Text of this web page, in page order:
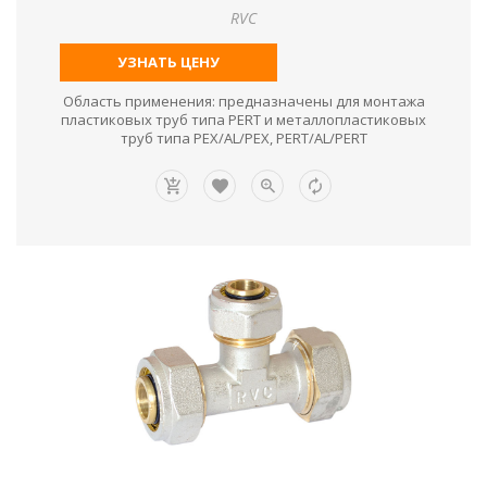
RVC
УЗНАТЬ ЦЕНУ
Область применения: предназначены для монтажа
пластиковых труб типа PERT и металлопластиковых
труб типа PEX/AL/PEX, PERT/AL/PERT